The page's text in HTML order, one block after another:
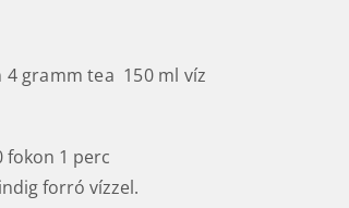
gramm tea 150 ml víz
fokon 1 perc
forró vízzel.